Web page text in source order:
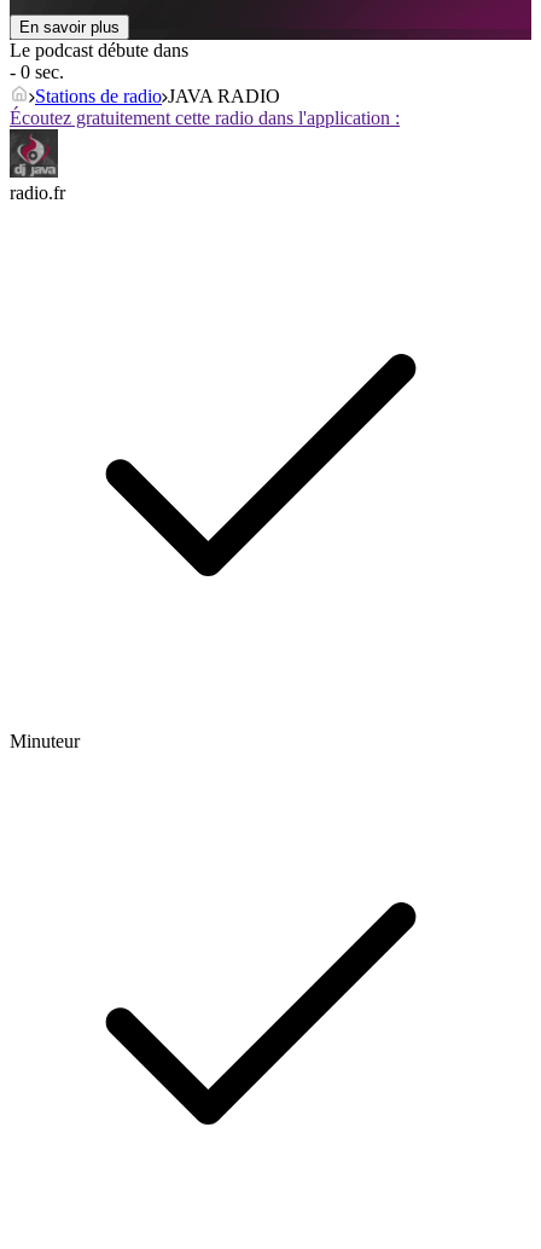
En savoir plus
Le podcast débute dans
- 0 sec.
Stations de radio JAVA RADIO
Écoutez gratuitement cette radio dans l'application :
radio.fr
Minuteur